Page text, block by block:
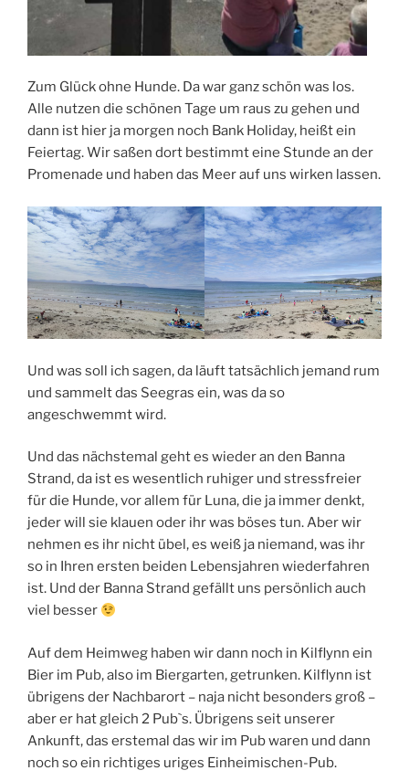
Zum Glück ohne Hunde. Da war ganz schön was los.
Alle nutzen die schönen Tage um raus zu gehen und
dann ist hier ja morgen noch Bank Holiday, heißt ein
Feiertag. Wir saßen dort bestimmt eine Stunde an der
Promenade und haben das Meer auf uns wirken lassen.
Und was soll ich sagen, da läuft tatsächlich jemand rum
und sammelt das Seegras ein, was da so
angeschwemmt wird.
Und das nächstemal geht es wieder an den Banna
Strand, da ist es wesentlich ruhiger und stressfreier
für die Hunde, vor allem für Luna, die ja immer denkt,
jeder will sie klauen oder ihr was böses tun. Aber wir
nehmen es ihr nicht übel, es weiß ja niemand, was ihr
so in Ihren ersten beiden Lebensjahren wiederfahren
ist. Und der Banna Strand gefällt uns persönlich auch
viel besser
Auf dem Heimweg haben wir dann noch in Kilflynn ein
Bier im Pub, also im Biergarten, getrunken. Kilflynn ist
übrigens der Nachbarort – naja nicht besonders groß –
aber er hat gleich 2 Pub`s. Übrigens seit unserer
Ankunft, das erstemal das wir im Pub waren und dann
noch so ein richtiges uriges Einheimischen-Pub.